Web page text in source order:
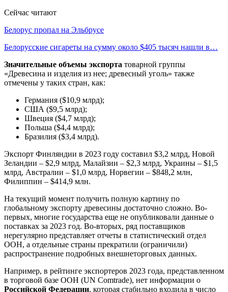
Сейчас читают
Белорус пропал на Эльбрусе
Белорусские сигареты на сумму около $405 тысяч нашли в…
Значительные объемы экспорта товарной группы
«Древесина и изделия из нее; древесный уголь» также
отмечены у таких стран, как:
Германия ($10,9 млрд);
США ($9,5 млрд);
Швеция ($4,7 млрд);
Польша ($4,4 млрд);
Бразилия ($3,4 млрд).
Экспорт Финляндии в 2023 году составил $3,2 млрд, Новой
Зеландии – $2,9 млрд, Малайзии – $2,3 млрд, Украины – $1,5
млрд, Австралии – $1,0 млрд, Норвегии – $848,2 млн,
Филиппин – $414,9 млн.
На текущий момент получить полную картину по
глобальному экспорту древесины достаточно сложно. Во-
первых, многие государства еще не опубликовали данные о
поставках за 2023 год. Во-вторых, ряд поставщиков
нерегулярно представляет отчеты в статистический отдел
ООН, а отдельные страны прекратили (ограничили)
распространение подробных внешнеторговых данных.
Например, в рейтинге экспортеров 2023 года, представленном
в торговой базе ООН (UN Comtrade), нет информации о
Российской Федерации, которая стабильно входила в число